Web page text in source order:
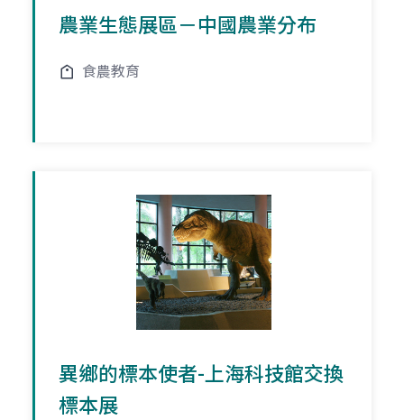
農業生態展區－中國農業分布
食農教育
異鄉的標本使者-上海科技館交換
標本展